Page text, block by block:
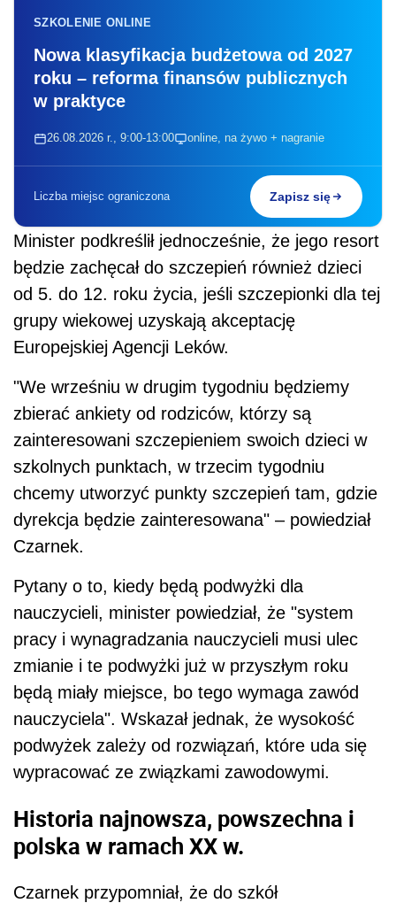
SZKOLENIE ONLINE
Nowa klasyfikacja budżetowa od 2027
roku – reforma finansów publicznych
w praktyce
26.08.2026 r., 9:00-13:00 online, na żywo + nagranie
Liczba miejsc ograniczona Zapisz się
Minister podkreślił jednocześnie, że jego resort
będzie zachęcał do szczepień również dzieci
od 5. do 12. roku życia, jeśli szczepionki dla tej
grupy wiekowej uzyskają akceptację
Europejskiej Agencji Leków.
"We wrześniu w drugim tygodniu będziemy
zbierać ankiety od rodziców, którzy są
zainteresowani szczepieniem swoich dzieci w
szkolnych punktach, w trzecim tygodniu
chcemy utworzyć punkty szczepień tam, gdzie
dyrekcja będzie zainteresowana" – powiedział
Czarnek.
Pytany o to, kiedy będą podwyżki dla
nauczycieli, minister powiedział, że "system
pracy i wynagradzania nauczycieli musi ulec
zmianie i te podwyżki już w przyszłym roku
będą miały miejsce, bo tego wymaga zawód
nauczyciela". Wskazał jednak, że wysokość
podwyżek zależy od rozwiązań, które uda się
wypracować ze związkami zawodowymi.
Historia najnowsza, powszechna i
polska w ramach XX w.
Czarnek przypomniał, że do szkół